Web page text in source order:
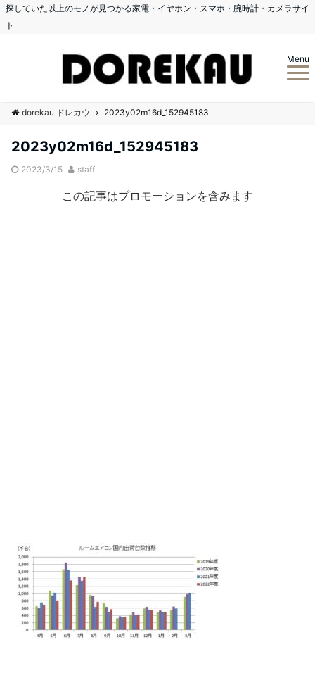
探していた以上のモノが見つかる家電・イヤホン・スマホ・腕時計・カメラサイ
ト
Menu
dorekau ドレカウ 2023y02m16d_152945183
2023y02m16d_152945183
2023/3/15 staff
この記事はプロモーションを含みます